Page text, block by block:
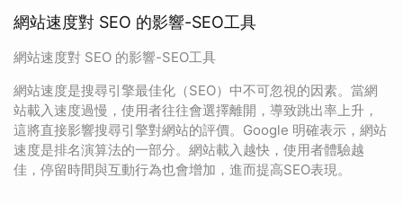
網站速度對 SEO 的影響-SEO工具
網站速度對 SEO 的影響-SEO工具
網站速度是搜尋引擎最佳化（SEO）中不可忽視的因素。當網
站載入速度過慢，使用者往往會選擇離開，導致跳出率上升，
這將直接影響搜尋引擎對網站的評價。Google 明確表示，網站
速度是排名演算法的一部分。網站載入越快，使用者體驗越
佳，停留時間與互動行為也會增加，進而提高SEO表現。